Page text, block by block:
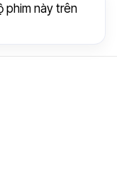
phim này trên